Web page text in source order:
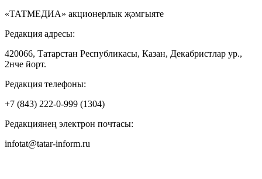
«ТАТМЕДИА» акционерлык җәмгыяте
Редакция адресы:
420066, Татарстан Республикасы, Казан, Декабристлар ур.,
2нче йорт.
Редакция телефоны:
+7 (843) 222-0-999 (1304)
Редакциянең электрон почтасы:
infotat@tatar-inform.ru